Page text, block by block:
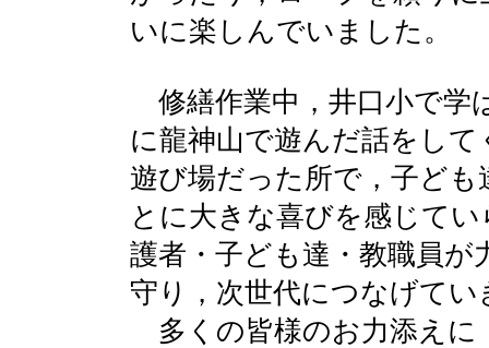
いに楽しんでいました。
修繕作業中，井口小で学
に龍神山で遊んだ話をし
遊び場だった所で，子ど
とに大きな喜びを感じて
護者・子ども達・教職員
守り，次世代につなげて
多くの皆様のお力添えに